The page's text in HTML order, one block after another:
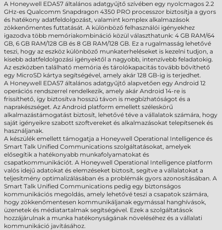
A Honeywell EDA57 általános adatgyűjtő szívében egy nyolcmagos 2.2
GHz-es Qualcomm Snapdragon 4350 PRO processzor biztosítja a gyors
és hatékony adatfeldolgozást, valamint komplex alkalmazások
zökkenőmentes futtatását. A különböző felhasználói igényekhez
igazodva több memóriakombináció közül választhatunk: 4 GB RAM/64
GB, 6 GB RAM/128 GB és 8 GB RAM/128 GB. Ez a rugalmasság lehetővé
teszi, hogy az eszköz különböző munkaterheléseket is kezelni tudjon, a
kisebb adatfeldolgozási igényektől a nagyobb, intenzívebb feladatokig.
Az eszközben található memória és tárolókapacitás tovább bővíthető
egy MicroSD kártya segítségével, amely akár 128 GB-ig is terjedhet.
A Honeywell EDA57 általános adatgyűjtő alapvetően egy Android 12
operációs rendszerrel rendelkezik, amely akár Android 14-re is
frissíthető, így biztosítva hosszú távon is megbízhatóságot és a
naprakészséget. Az Android platform emellett széleskörű
alkalmazástámogatást biztosít, lehetővé téve a vállalatok számára, hogy
saját igényeikre szabott szoftvereket és alkalmazásokat telepítsenek és
használjanak.
A készülék emellett támogatja a Honeywell Operational Intelligence és
Smart Talk Unified Communications szolgáltatásokat, amelyek
elősegítik a hatékonyabb munkafolyamatokat és
csapatkommunikációt. A Honeywell Operational Intelligence platform
valós idejű adatokat és elemzéseket biztosít, segítve a vállalatokat a
teljesítmény optimalizálásában és a problémák gyors azonosításában. A
Smart Talk Unified Communications pedig egy biztonságos
kommunikációs megoldás, amely lehetővé teszi a csapatok számára,
hogy zökkenőmentesen kommunikáljanak egymással hanghívások,
üzenetek és médiatartalmak segítségével. Ezek a szolgáltatások
hozzájárulnak a munka hatékonyságának növeléséhez és a vállalati
kommunikáció javításához.